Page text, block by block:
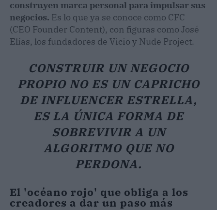
construyen marca personal para impulsar sus
negocios. Es lo que ya se conoce como CFC
(CEO Founder Content), con figuras como José
Elías, los fundadores de Vicio y Nude Project.
CONSTRUIR UN NEGOCIO
PROPIO NO ES UN CAPRICHO
DE INFLUENCER ESTRELLA,
ES LA ÚNICA FORMA DE
SOBREVIVIR A UN
ALGORITMO QUE NO
PERDONA.
El 'océano rojo' que obliga a los
creadores a dar un paso más